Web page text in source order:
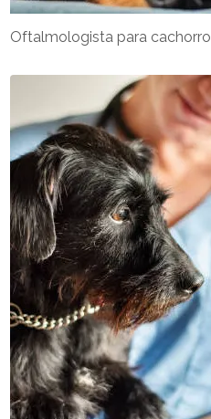
Oftalmologista para cachorro